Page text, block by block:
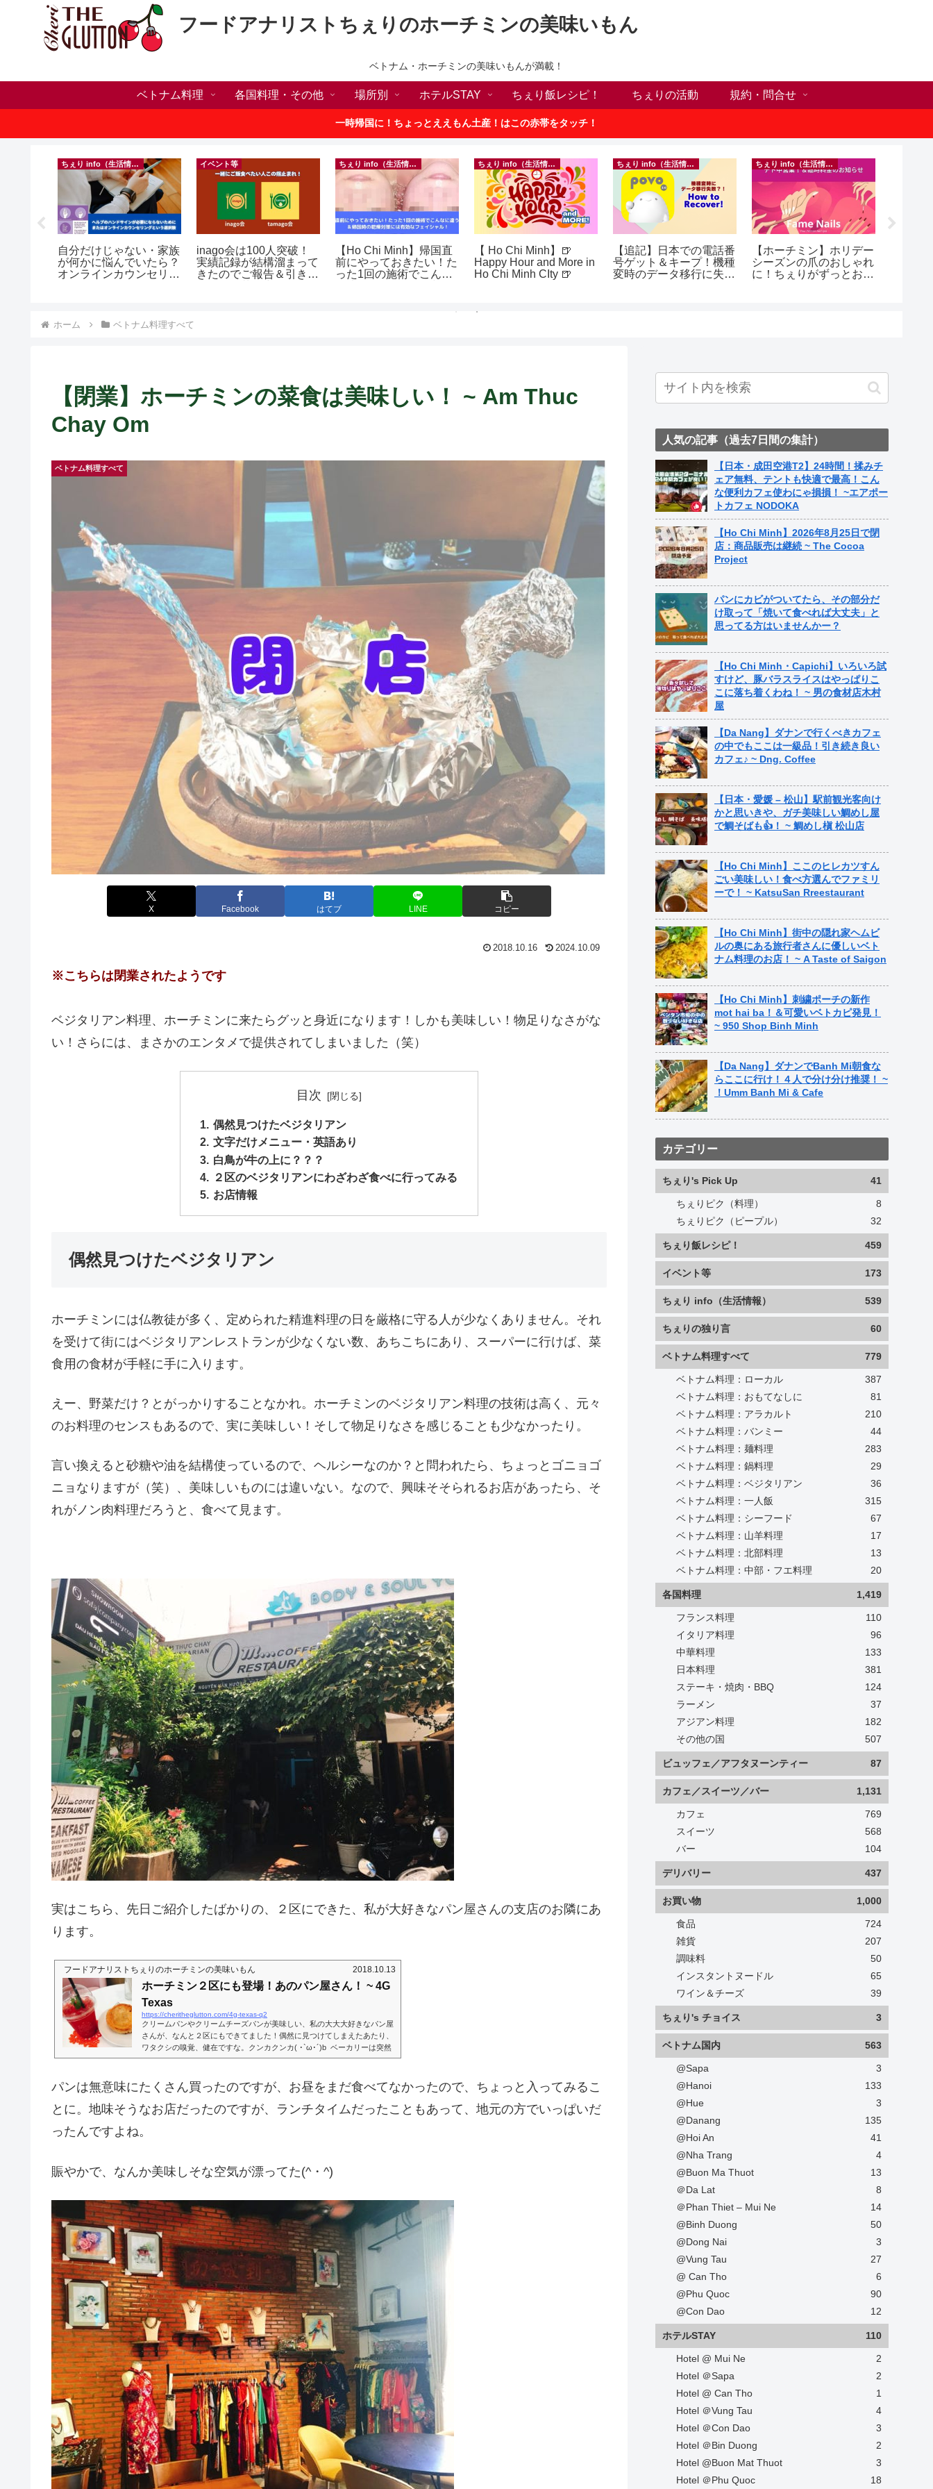
フードアナリストちぇりのホーチミンの美味いもん
ベトナム・ホーチミンの美味いもんが満載！
ベトナム料理 各国料理・その他 場所別 ホテルSTAY ちぇり飯レシピ！ ちぇりの活動 規約・問合せ
一時帰国に！ちょっとええもん土産！はこの赤帯をタッチ！
ちぇり info（生活情報）
自分だけじゃない・家族
が何かに悩んでいたら？
オンラインカウンセリン
イベント等
inago会は100人突破！
実績記録が結構溜まって
きたのでご報告＆引き続
ちぇり info（生活情報）
【Ho Chi Minh】帰国直
前にやっておきたい！た
った1回の施術でこんな
ちぇり info（生活情報）
【 Ho Chi Minh】🍺
Happy Hour and More in
Ho Chi Minh CIty 🍺
ちぇり info（生活情報）
【追記】日本での電話番
号ゲット＆キープ！機種
変時のデータ移行に失敗
ちぇり info（生活情報）
【ホーチミン】ホリデー
シーズンの爪のおしゃれ
に！ちぇりがずっとお世
ホーム ベトナム料理すべて
【閉業】ホーチミンの菜食は美味しい！ ~ Am Thuc
Chay Om
ベトナム料理すべて
X Facebook はてブ LINE コピー
2018.10.16 2024.10.09
※こちらは閉業されたようです
ベジタリアン料理、ホーチミンに来たらグッと身近になります！しかも美味しい！物足りなさがな
い！さらには、まさかのエンタメで提供されてしまいました（笑）
目次
偶然見つけたベジタリアン
文字だけメニュー・英語あり
白鳥が牛の上に？？？
２区のベジタリアンにわざわざ食べに行ってみる
お店情報
偶然見つけたベジタリアン
ホーチミンには仏教徒が多く、定められた精進料理の日を厳格に守る人が少なくありません。それ
を受けて街にはベジタリアンレストランが少なくない数、あちこちにあり、スーパーに行けば、菜
食用の食材が手軽に手に入ります。
えー、野菜だけ？とがっかりすることなかれ。ホーチミンのベジタリアン料理の技術は高く、元々
のお料理のセンスもあるので、実に美味しい！そして物足りなさを感じることも少なかったり。
言い換えると砂糖や油を結構使っているので、ヘルシーなのか？と問われたら、ちょっとゴニョゴ
ニョなりますが（笑）、美味しいものには違いない。なので、興味そそられるお店があったら、そ
れがノン肉料理だろうと、食べて見ます。
実はこちら、先日ご紹介したばかりの、２区にできた、私が大好きなパン屋さんの支店のお隣にあ
ります。
フードアナリストちぇりのホーチミンの美味いもん 2018.10.13
ホーチミン２区にも登場！あのパン屋さん！ ~ 4G
Texas
https://cheritheglutton.com/4g-texas-q2
クリームパンやクリームチーズパンが美味しい、私の大大大好きなパン屋
さんが、なんと２区にもできてました！偶然に見つけてしまえたあたり、
ワタクシの嗅覚、健在ですな。クンカクンカ( ･`ω･´)b ベーカリーは突然
に ２区にちょっと用事があって、何の気なしに出かけて行った、Nguyen
伸ばさない人もいるかもしれない。しれませんが…？ えええええええ
え！！！こっ、これは我が愛する、４G Texasさんではないか！！！ い
つの...
パンは無意味にたくさん買ったのですが、お昼をまだ食べてなかったので、ちょっと入ってみるこ
とに。地味そうなお店だったのですが、ランチタイムだったこともあって、地元の方でいっぱいだ
ったんですよね。
賑やかで、なんか美味しそな空気が漂ってた(^・^)
人気の記事（過去7日間の集計）
【日本・成田空港T2】24時間！揉みチ
ェア無料、テントも快適で最高！こん
な便利カフェ使わにゃ損損！ ~エアポー
トカフェ NODOKA
【Ho Chi Minh】2026年8月25日で閉
店：商品販売は継続 ~ The Cocoa
Project
パンにカビがついてたら、その部分だ
け取って「焼いて食べれば大丈夫」と
思ってる方はいませんかー？
【Ho Chi Minh・Capichi】いろいろ試
すけど、豚バラスライスはやっぱりこ
こに落ち着くわね！ ~ 男の食材店木村
屋
【Da Nang】ダナンで行くべきカフェ
の中でもここは一級品！引き続き良い
カフェ♪ ~ Dng. Coffee
【日本・愛媛 – 松山】駅前観光客向け
かと思いきや、ガチ美味しい鯛めし屋
で鯛そばも👍！ ~ 鯛めし槇 松山店
【Ho Chi Minh】ここのヒレカツすん
ごい美味しい！食べ方選んでファミリ
ーで！ ~ KatsuSan Rreestaurant
【Ho Chi Minh】街中の隠れ家ヘムビ
ルの奥にある旅行者さんに優しいベト
ナム料理のお店！ ~ A Taste of Saigon
【Ho Chi Minh】刺繍ポーチの新作
mot hai ba！＆可愛いベトカピ発見！
~ 950 Shop Binh Minh
【Da Nang】ダナンでBanh Mi朝食な
らここに行け！４人で分け分け推奨！ ~
！Umm Banh Mi & Cafe
カテゴリー
ちぇり's Pick Up 41
ちぇりピク（料理）
8
ちぇりピク（ピープル）
32
ちぇり飯レシピ！ 459
イベント等 173
ちぇり info（生活情報） 539
ちぇりの独り言 60
ベトナム料理すべて 779
ベトナム料理：ローカル
387
ベトナム料理：おもてなしに
81
ベトナム料理：アラカルト
210
ベトナム料理：バンミー
44
ベトナム料理：麺料理
283
ベトナム料理：鍋料理
29
ベトナム料理：ベジタリアン
36
ベトナム料理：一人飯
315
ベトナム料理：シーフード
67
ベトナム料理：山羊料理
17
ベトナム料理：北部料理
13
ベトナム料理：中部・フエ料理
20
各国料理 1,419
フランス料理
110
イタリア料理
96
中華料理
133
日本料理
381
ステーキ・焼肉・BBQ
124
ラーメン
37
アジアン料理
182
その他の国
507
ビュッフェ／アフタヌーンティー 87
カフェ／スイーツ／バー 1,131
カフェ
769
スイーツ
568
バー
104
デリバリー 437
お買い物 1,000
食品
724
雑貨
207
調味料
50
インスタントヌードル
65
ワイン＆チーズ
39
ちぇり's チョイス 3
ベトナム国内 563
@Sapa
3
@Hanoi
133
@Hue
3
@Danang
135
@Hoi An
41
@Nha Trang
4
@Buon Ma Thuot
13
＠Da Lat
8
＠Phan Thiet – Mui Ne
14
@Binh Duong
50
@Dong Nai
3
@Vung Tau
27
@ Can Tho
6
@Phu Quoc
90
@Con Dao
12
ホテルSTAY 110
Hotel @ Mui Ne
2
Hotel ＠Sapa
2
Hotel @ Can Tho
1
Hotel ＠Vung Tau
4
Hotel ＠Con Dao
3
Hotel ＠Bin Duong
2
Hotel @Buon Mat Thuot
3
Hotel ＠Phu Quoc
18